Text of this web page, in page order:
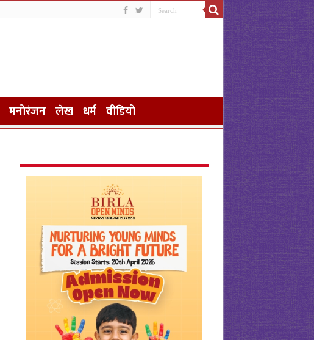
मनोरंजन लेख धर्म वीडियो